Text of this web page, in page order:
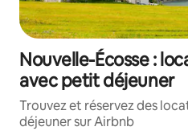
Nouvelle-Écosse :
avec petit déjeuner
Trouvez et réservez des
déjeuner sur Airbnb